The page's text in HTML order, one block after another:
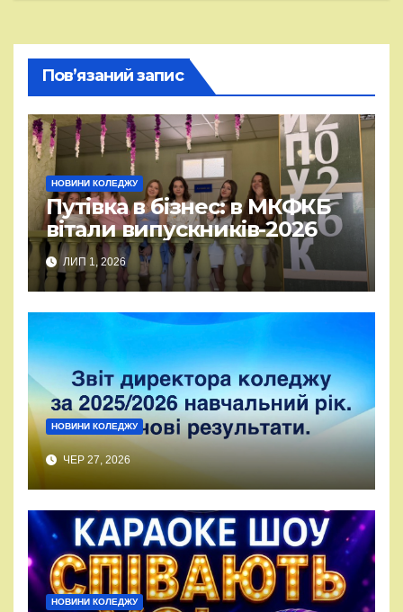
Пов’язаний запис
НОВИНИ КОЛЕДЖУ
Путівка в бізнес: в МКФКБ
вітали випускників-2026
ЛИП 1, 2026
НОВИНИ КОЛЕДЖУ
ЧЕР 27, 2026
НОВИНИ КОЛЕДЖУ